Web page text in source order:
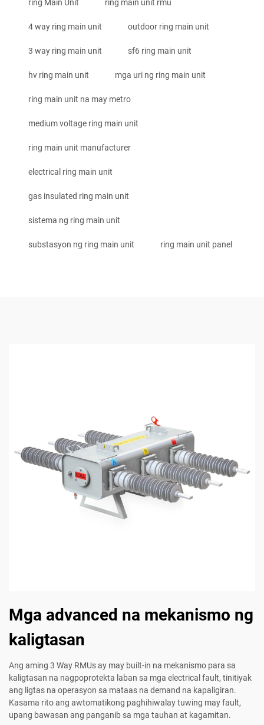
ring Main Unit ring main unit rmu
4 way ring main unit outdoor ring main unit
3 way ring main unit sf6 ring main unit
hv ring main unit mga uri ng ring main unit
ring main unit na may metro
medium voltage ring main unit
ring main unit manufacturer
electrical ring main unit
gas insulated ring main unit
sistema ng ring main unit
substasyon ng ring main unit ring main unit panel
Mga advanced na mekanismo ng
kaligtasan
Ang aming 3 Way RMUs ay may built-in na mekanismo para sa
kaligtasan na nagpoprotekta laban sa mga electrical fault, tinitiyak
ang ligtas na operasyon sa mataas na demand na kapaligiran.
Kasama rito ang awtomatikong paghihiwalay tuwing may fault,
upang bawasan ang panganib sa mga tauhan at kagamitan.